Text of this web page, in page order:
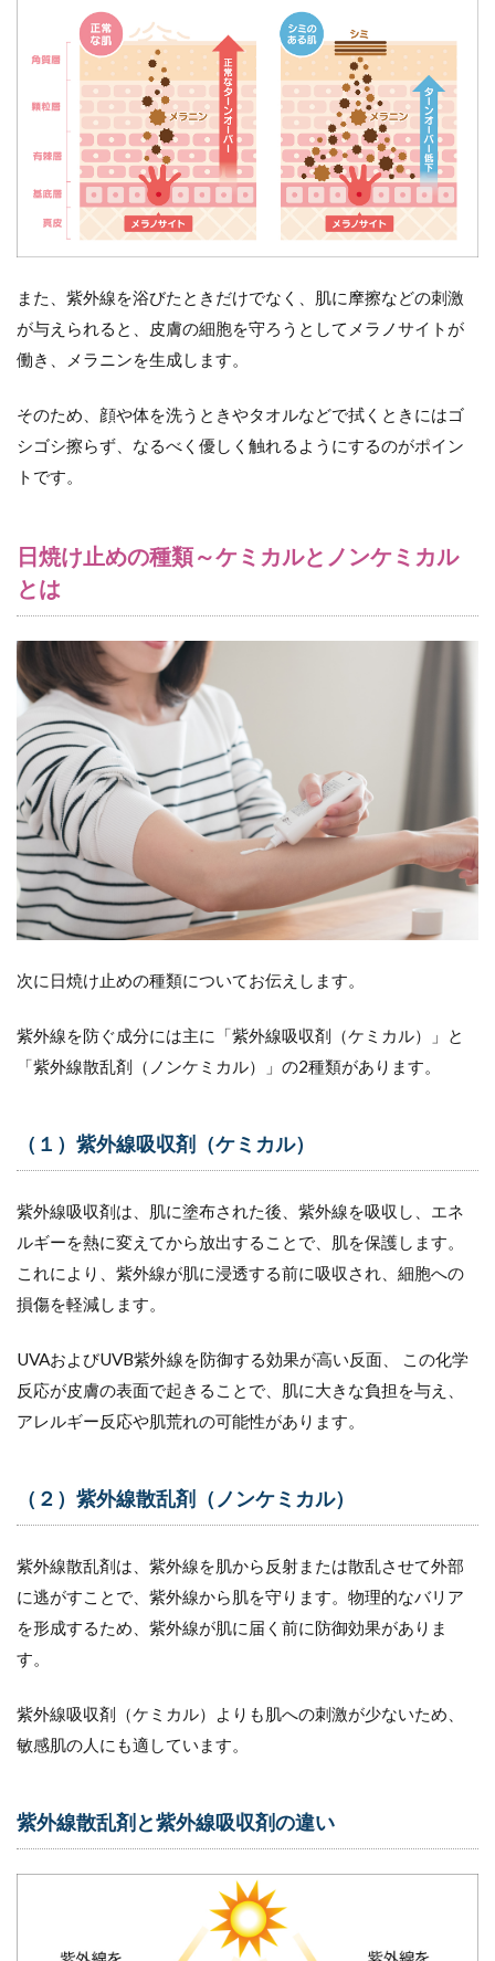
また、紫外線を浴びたときだけでなく、肌に摩擦などの刺激
が与えられると、皮膚の細胞を守ろうとしてメラノサイトが
働き、メラニンを生成します。
そのため、顔や体を洗うときやタオルなどで拭くときにはゴ
シゴシ擦らず、なるべく優しく触れるようにするのがポイン
トです。
日焼け止めの種類～ケミカルとノンケミカル
とは
次に日焼け止めの種類についてお伝えします。
紫外線を防ぐ成分には主に「紫外線吸収剤（ケミカル）」と
「紫外線散乱剤（ノンケミカル）」の2種類があります。
（１）紫外線吸収剤（ケミカル）
紫外線吸収剤は、肌に塗布された後、紫外線を吸収し、エネ
ルギーを熱に変えてから放出することで、肌を保護します。
これにより、紫外線が肌に浸透する前に吸収され、細胞への
損傷を軽減します。
UVAおよびUVB紫外線を防御する効果が高い反面、 この化学
反応が皮膚の表面で起きることで、肌に大きな負担を与え、
アレルギー反応や肌荒れの可能性があります。
（２）紫外線散乱剤（ノンケミカル）
紫外線散乱剤は、紫外線を肌から反射または散乱させて外部
に逃がすことで、紫外線から肌を守ります。物理的なバリア
を形成するため、紫外線が肌に届く前に防御効果がありま
す。
紫外線吸収剤（ケミカル）よりも肌への刺激が少ないため、
敏感肌の人にも適しています。
紫外線散乱剤と紫外線吸収剤の違い